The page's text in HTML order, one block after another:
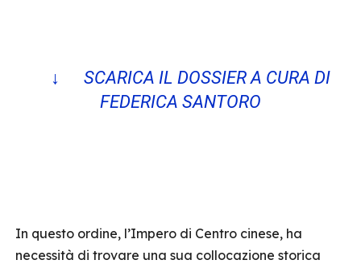
↓ SCARICA IL DOSSIER A CURA DI
FEDERICA SANTORO
In questo ordine, l’Impero di Centro cinese, ha
necessità di trovare una sua collocazione storica